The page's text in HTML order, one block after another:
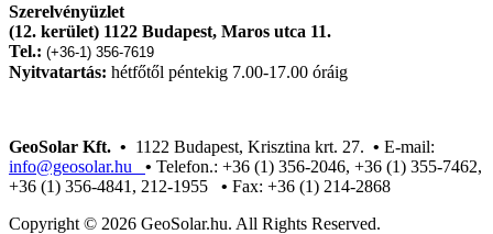
Szerelvényüzlet
(12. kerület) 1122 Budapest, Maros utca 11.
Tel.: (+36-1) 356-7619
Nyitvatartás: hétfőtől péntekig 7.00-17.00 óráig
GeoSolar Kft. • 1122 Budapest, Krisztina krt. 27. • E-mail:
info@geosolar.hu • Telefon.: +36 (1) 356-2046, +36 (1) 355-7462,
+36 (1) 356-4841, 212-1955 • Fax: +36 (1) 214-2868
Copyright © 2026 GeoSolar.hu. All Rights Reserved.